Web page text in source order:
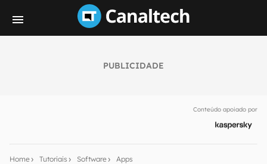
PUBLICIDADE
Conteúdo apoiado por
Home Tutoriais Software Apps
notícias e reviews sobre tecnologia em primeira